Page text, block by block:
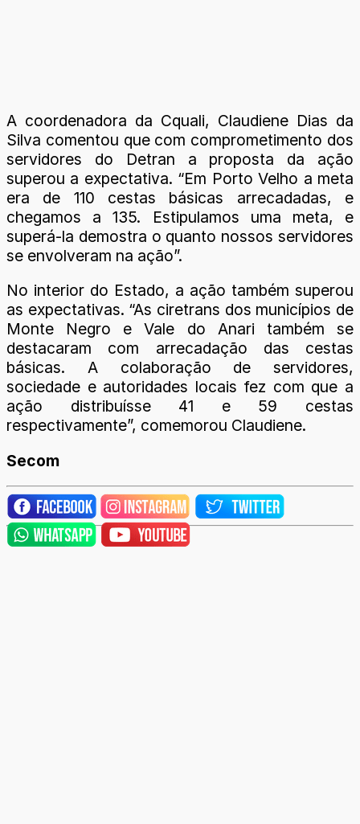
A coordenadora da Cquali, Claudiene Dias da
Silva comentou que com comprometimento dos
servidores do Detran a proposta da ação
superou a expectativa. “Em Porto Velho a meta
era de 110 cestas básicas arrecadadas, e
chegamos a 135. Estipulamos uma meta, e
superá-la demostra o quanto nossos servidores
se envolveram na ação”.
No interior do Estado, a ação também superou
as expectativas. “As ciretrans dos municípios de
Monte Negro e Vale do Anari também se
destacaram com arrecadação das cestas
básicas. A colaboração de servidores,
sociedade e autoridades locais fez com que a
ação distribuísse 41 e 59 cestas
respectivamente”, comemorou Claudiene.
Secom